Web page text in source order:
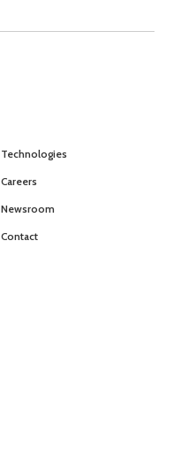
Technologies
Careers
Newsroom
Contact